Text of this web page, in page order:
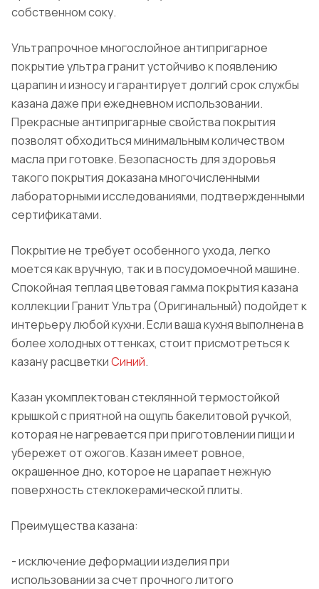
собственном соку.
Ультрапрочноемногослойное антипригарное
покрытиеультрагранитустойчиво к появлению
царапин и износу игарантирует долгий срок службы
казана даже при ежедневном использовании.
Прекрасные антипригарные свойства покрытия
позволят обходиться минимальным количеством
масла при готовке.Безопасность для здоровья
такого покрытия доказана многочисленными
лабораторными исследованиями, подтвержденными
сертификатами.
Покрытие не требует особенного ухода, легко
моется как вручную, так и в посудомоечной машине.
Спокойная теплая цветовая гамма покрытия казана
коллекцииГранитУльтра (Оригинальный) подойдет к
интерьеру любой кухни. Если ваша кухня выполнена в
более холодных оттенках, стоит присмотреться к
казану расцветкиСиний.
Казан укомплектован стеклянной термостойкой
крышкой с приятной на ощупь бакелитовой ручкой,
которая не нагревается при приготовлении пищи и
убережет от ожогов.Казан имеет ровное,
окрашенное дно, которое не царапает нежную
поверхность стеклокерамической плиты.
Преимущества казана:
- исключение деформации изделия при
использовании за счет прочного литого